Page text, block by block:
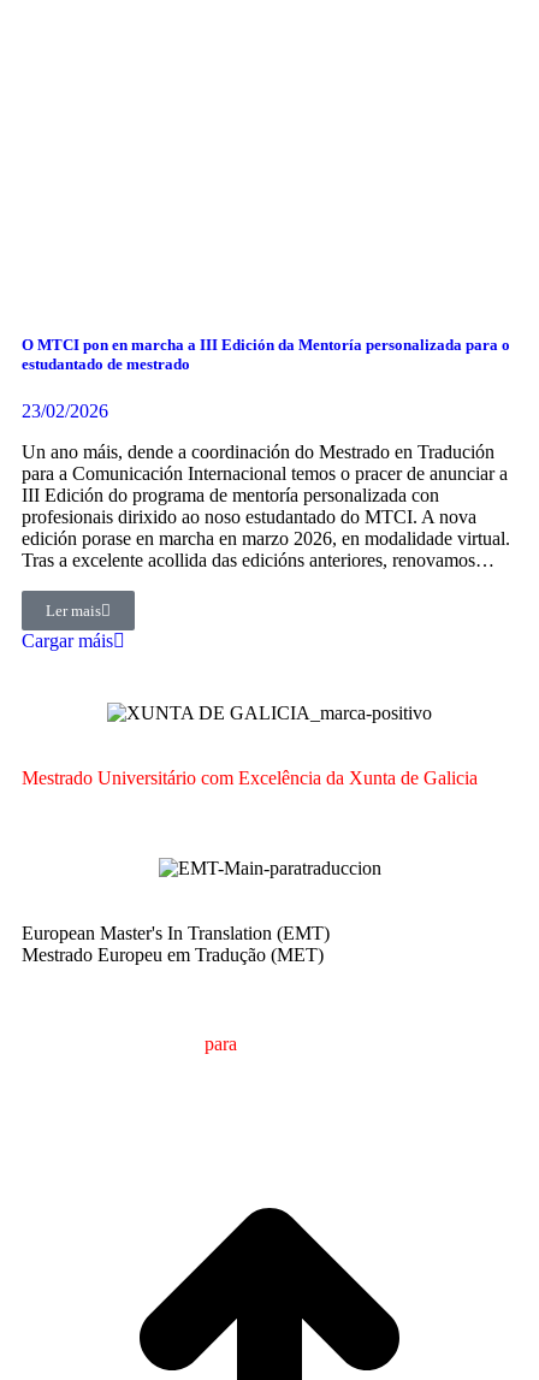
O MTCI pon en marcha a III Edición da Mentoría personalizada para o
estudantado de mestrado
23/02/2026
Un ano máis, dende a coordinación do Mestrado en Tradución
para a Comunicación Internacional temos o pracer de anunciar a
III Edición do programa de mentoría personalizada con
profesionais dirixido ao noso estudantado do MTCI. A nova
edición porase en marcha en marzo 2026, en modalidade virtual.
Tras a excelente acollida das edicións anteriores, renovamos…
Ler mais
Cargar máis
Mestrado Universitário com Excelência da Xunta de Galicia
European Master's In Translation (EMT)
Mestrado Europeu em Tradução (MET)
para